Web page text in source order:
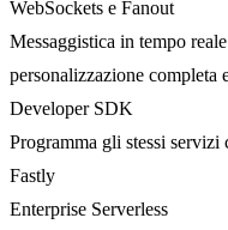
WebSockets e Fanout
Messaggistica in tempo
personalizzazione completa
Developer SDK
Programma gli stessi
Fastly
Enterprise Serverless